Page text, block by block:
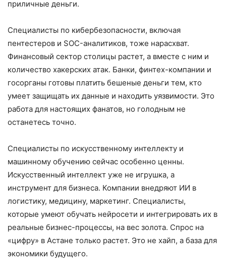
приличные деньги.
Специалисты по кибербезопасности, включая
пентестеров и SOC-аналитиков, тоже нарасхват.
Финансовый сектор столицы растет, а вместе с ним и
количество хакерских атак. Банки, финтех-компании и
госорганы готовы платить бешеные деньги тем, кто
умеет защищать их данные и находить уязвимости. Это
работа для настоящих фанатов, но голодным не
останетесь точно.
Специалисты по искусственному интеллекту и
машинному обучению сейчас особенно ценны.
Искусственный интеллект уже не игрушка, а
инструмент для бизнеса. Компании внедряют ИИ в
логистику, медицину, маркетинг. Специалисты,
которые умеют обучать нейросети и интегрировать их в
реальные бизнес-процессы, на вес золота. Спрос на
«цифру» в Астане только растет. Это не хайп, а база для
экономики будущего.